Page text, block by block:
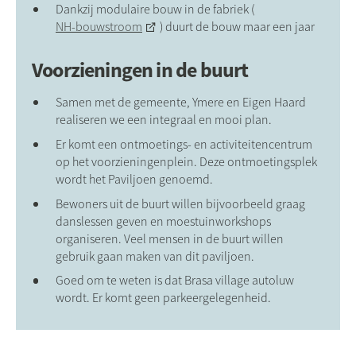
Dankzij modulaire bouw in de fabriek (
NH-bouwstroom
) duurt de bouw maar een jaar
Voorzieningen in de buurt
Samen met de gemeente, Ymere en Eigen Haard
realiseren we een integraal en mooi plan.
Er komt een ontmoetings- en activiteitencentrum
op het voorzieningenplein. Deze ontmoetingsplek
wordt het Paviljoen genoemd.
Bewoners uit de buurt willen bijvoorbeeld graag
danslessen geven en moestuinworkshops
organiseren. Veel mensen in de buurt willen
gebruik gaan maken van dit paviljoen.
Goed om te weten is dat Brasa village autoluw
wordt. Er komt geen parkeergelegenheid.